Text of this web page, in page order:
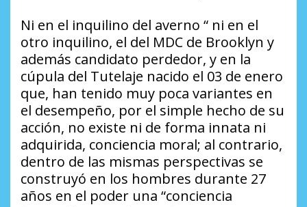
Ni en el inquilino del averno “ ni en el
otro inquilino, el del MDC de Brooklyn y
además candidato perdedor, y en la
cúpula del Tutelaje nacido el 03 de enero
que, han tenido muy poca variantes en
el desempeño, por el simple hecho de su
acción, no existe ni de forma innata ni
adquirida, conciencia moral; al contrario,
dentro de las mismas perspectivas se
construyó en los hombres durante 27
años en el poder una “conciencia